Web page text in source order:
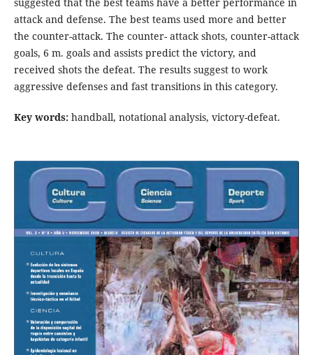
attack and defense. The best teams used more and better
the counter-attack. The counter- attack shots, counter-attack
goals, 6 m. goals and assists predict the victory, and
received shots the defeat. The results suggest to work
aggressive defenses and fast transitions in this category.
Key words: handball, notational analysis, victory-defeat.